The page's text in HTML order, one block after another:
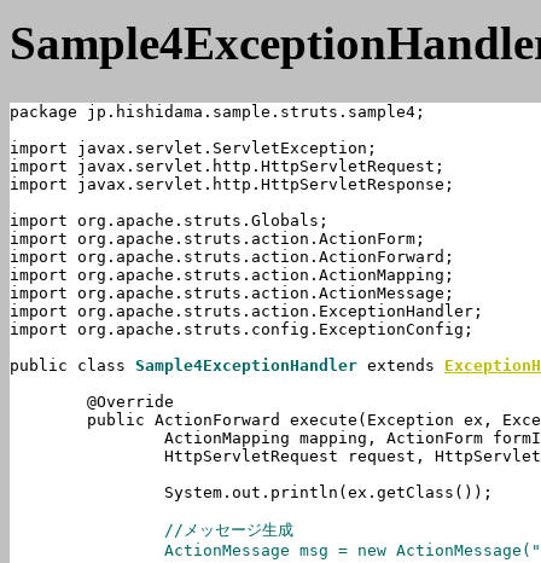
package jp.hishidama.sample.struts.sample4;
import javax.servlet.ServletException;
import javax.servlet.http.HttpServletRequest;
import javax.servlet.http.HttpServletResponse;
import org.apache.struts.Globals;
import org.apache.struts.action.ActionForm;
import org.apache.struts.action.ActionForward;
import org.apache.struts.action.ActionMapping;
import org.apache.struts.action.ActionMessage;
import org.apache.struts.action.ExceptionHandler;
import org.apache.struts.config.ExceptionConfig;
public class Sample4ExceptionHandler extends